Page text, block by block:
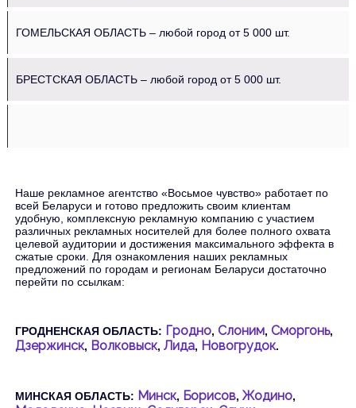
ГОМЕЛЬСКАЯ ОБЛАСТЬ – любой город от 5 000 шт.
БРЕСТСКАЯ ОБЛАСТЬ – любой город от 5 000 шт.
Наше рекламное агентство «Восьмое чувство» работает по
всей Беларуси и готово предложить своим клиентам
удобную, комплексную рекламную компанию с участием
различных рекламных носителей для более полного охвата
целевой аудитории и достижения максимального эффекта в
сжатые сроки. Для ознакомления наших рекламных
предложений по городам и регионам Беларуси достаточно
перейти по ссылкам:
ГРОДНЕНСКАЯ ОБЛАСТЬ: Гродно, Слоним, Сморгонь,
Дзержинск, Волковыск, Лида, Новогрудок.
МИНСКАЯ ОБЛАСТЬ: Минск, Борисов, Жодино,